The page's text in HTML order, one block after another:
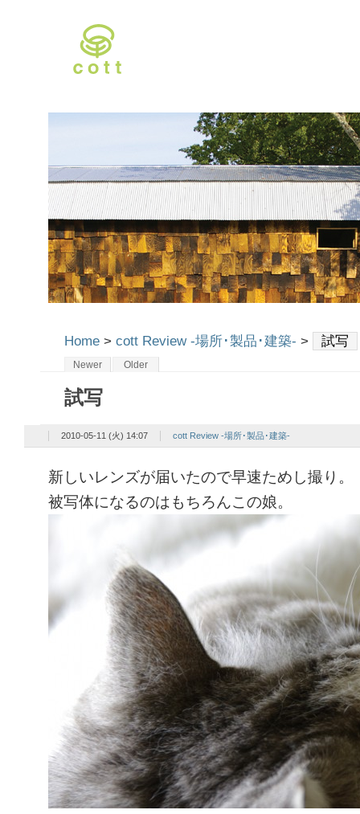
Home > cott Review -場所･製品･建築- > 試写
Newer Older
試写
2010-05-11 (火) 14:07 cott Review -場所･製品･建築-
新しいレンズが届いたので早速ためし撮り。
被写体になるのはもちろんこの娘。